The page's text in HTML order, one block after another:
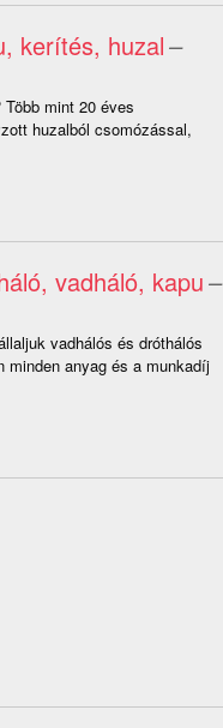
kerítés, huzal–
mint 20 éves
huzalból csomózással,
vadháló, kapu–
vadhálós és dróthálós
anyag és a munkadíj